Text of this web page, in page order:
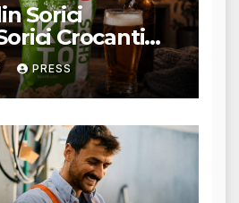
Sorici
Crocanti
PRESS